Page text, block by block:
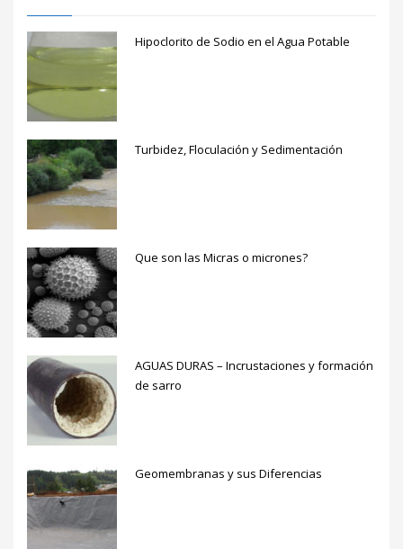
Hipoclorito de Sodio en el Agua Potable
Turbidez, Floculación y Sedimentación
Que son las Micras o micrones?
AGUAS DURAS – Incrustaciones y formación
de sarro
Geomembranas y sus Diferencias